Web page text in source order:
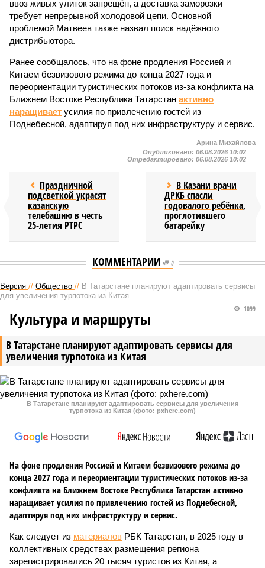
ввоз живых улиток запрещён, а доставка заморозки
требует непрерывной холодовой цепи. Основной
проблемой Матвеев также назвал поиск надёжного
дистрибьютора.
Ранее сообщалось, что на фоне продления Россией и
Китаем безвизового режима до конца 2027 года и
переориентации туристических потоков из-за конфликта на
Ближнем Востоке Республика Татарстан активно
наращивает усилия по привлечению гостей из
Поднебесной, адаптируя под них инфраструктуру и сервис.
Арина Михайлова
Опубликовано: 06.08.2026 10:02
Отредактировано: 06.08.2026 10:02
Праздничной
подсветкой украсят
казанскую
телебашню в честь
25-летия РТРС
В Казани врачи
ДРКБ спасли
годовалого ребёнка,
проглотившего
батарейку
КОММЕНТАРИИ 0
Версия // Общество // В Татарстане планируют адаптировать сервисы
для увеличения турпотока из Китая
В Татарстане планируют адаптировать сервисы для
увеличения турпотока из Китая
1099
Культура и маршруты
В Татарстане планируют адаптировать сервисы для увеличения
турпотока из Китая (фото: pxhere.com)
На фоне продления Россией и Китаем безвизового режима до
конца 2027 года и переориентации туристических потоков из-за
конфликта на Ближнем Востоке Республика Татарстан активно
наращивает усилия по привлечению гостей из Поднебесной,
адаптируя под них инфраструктуру и сервис.
Как следует из материалов РБК Татарстан, в 2025 году в
коллективных средствах размещения региона
зарегистрировались 20 тысяч туристов из Китая, а